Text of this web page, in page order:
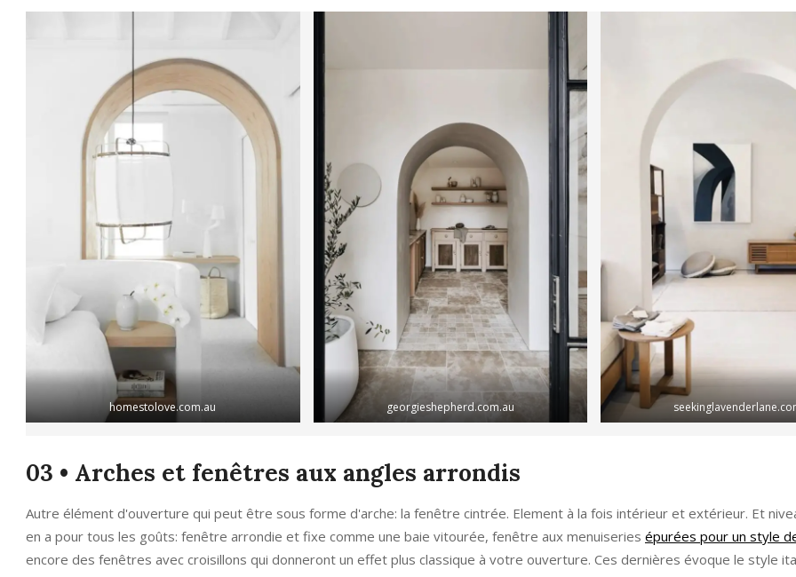
homestolove.com.au georgieshepherd.com.au
03 • Arches et fenêtres aux angles arrondis
Autre élément d'ouverture qui peut être sous forme d'arche: la fenêtre cintrée. Element à la fois intérieur et extérieur. Et
en a pour tous les goûts: fenêtre arrondie et fixe comme une baie vitourée, fenêtre aux menuiseries épurées pour un style
encore des fenêtres avec croisillons qui donneront un effet plus classique à votre ouverture. Ces dernières évoque le style